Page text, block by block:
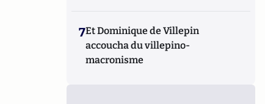
7Et Dominique de Villepin
accoucha du villepino-
macronisme